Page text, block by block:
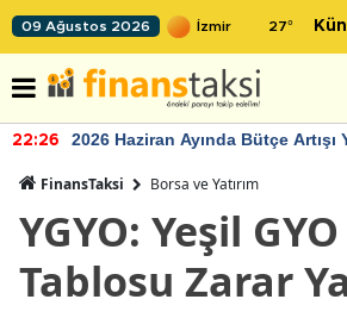
09 Ağustos 2026 27°
22:26 2026 Haziran Ayında Bütçe Artışı
FinansTaksi Borsa ve Yatırım
YGYO: Yeşil
Tablosu Zarar